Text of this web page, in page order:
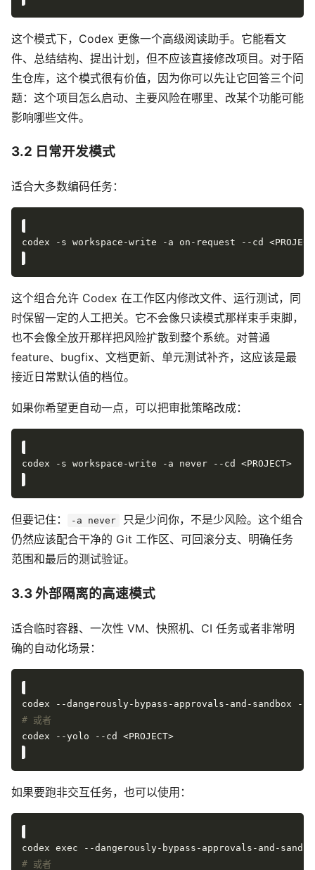
这个模式下，Codex 更像一个高级阅读助手。它能看文
件、总结结构、提出计划，但不应该直接修改项目。对于陌
生仓库，这个模式很有价值，因为你可以先让它回答三个问
题：这个项目怎么启动、主要风险在哪里、改某个功能可能
影响哪些文件。
3.2 日常开发模式
适合大多数编码任务：
这个组合允许 Codex 在工作区内修改文件、运行测试，同
时保留一定的人工把关。它不会像只读模式那样束手束脚，
也不会像全放开那样把风险扩散到整个系统。对普通
feature、bugfix、文档更新、单元测试补齐，这应该是最
接近日常默认值的档位。
如果你希望更自动一点，可以把审批策略改成：
但要记住： -a never
只是少问你，不是少风险。这个组合
仍然应该配合干净的 Git 工作区、可回滚分支、明确任务
范围和最后的测试验证。
3.3 外部隔离的高速模式
适合临时容器、一次性 VM、快照机、CI 任务或者非常明
确的自动化场景：
# 或者
如果要跑非交互任务，也可以使用：
codex exec --dangerously-bypass-approvals-and-
# 或者